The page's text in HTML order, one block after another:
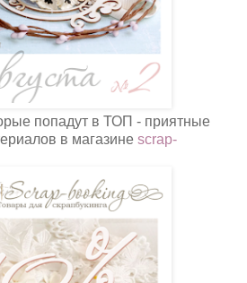
попадут в ТОП - приятные
в магазине scrap-